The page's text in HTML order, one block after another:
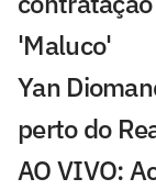
'Maluco'
Yan
perto do
AO VIVO: